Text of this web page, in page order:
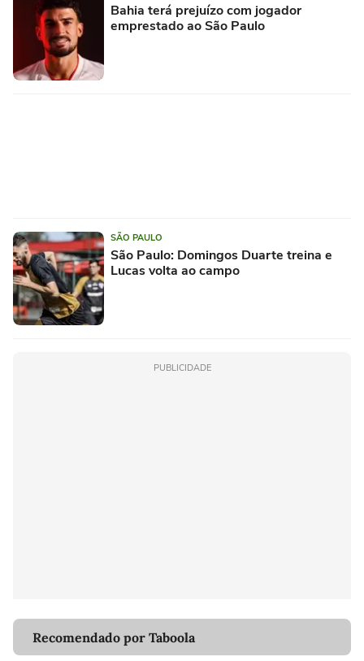
Bahia terá prejuízo com jogador
emprestado ao São Paulo
SÃO PAULO
São Paulo: Domingos Duarte treina e
Lucas volta ao campo
PUBLICIDADE
Recomendado por Taboola